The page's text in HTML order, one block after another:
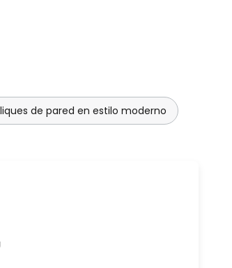
de pared en estilo moderno